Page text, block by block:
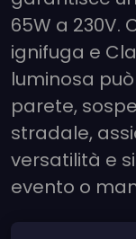
65W a 230V.
ignifuga e
luminosa
parete,
stradale,
versatilità e
evento o